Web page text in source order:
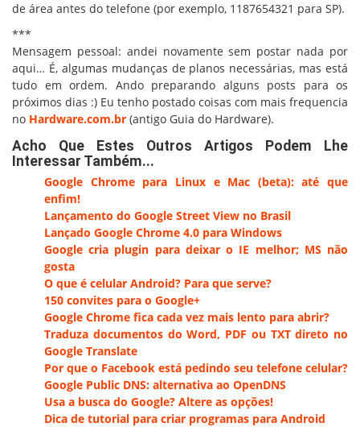
de área antes do telefone (por exemplo, 1187654321 para SP).
***
Mensagem pessoal: andei novamente sem postar nada por
aqui… É, algumas mudanças de planos necessárias, mas está
tudo em ordem. Ando preparando alguns posts para os
próximos dias :) Eu tenho postado coisas com mais frequencia
no Hardware.com.br (antigo Guia do Hardware).
Acho Que Estes Outros Artigos Podem Lhe
Interessar Também...
Google Chrome para Linux e Mac (beta): até que
enfim!
Lançamento do Google Street View no Brasil
Lançado Google Chrome 4.0 para Windows
Google cria plugin para deixar o IE melhor; MS não
gosta
O que é celular Android? Para que serve?
150 convites para o Google+
Google Chrome fica cada vez mais lento para abrir?
Traduza documentos do Word, PDF ou TXT direto no
Google Translate
Por que o Facebook está pedindo seu telefone celular?
Google Public DNS: alternativa ao OpenDNS
Usa a busca do Google? Altere as opções!
Dica de tutorial para criar programas para Android